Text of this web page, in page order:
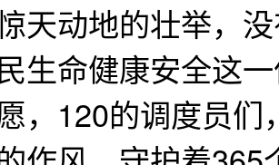
动地的壮举，没
生命健康安全这
，120的调度员